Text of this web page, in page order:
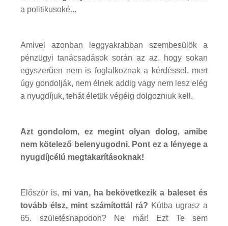
a politikusoké...
Amivel azonban leggyakrabban szembesülök a
pénzügyi tanácsadások során az az, hogy sokan
egyszerűen nem is foglalkoznak a kérdéssel, mert
úgy gondolják, nem élnek addig vagy nem lesz elég
a nyugdíjuk, tehát életük végéig dolgozniuk kell.
Azt gondolom, ez megint olyan dolog, amibe
nem kötelező belenyugodni. Pont ez a lényege a
nyugdíjcélú megtakarításoknak!
Először is, mi van, ha bekövetkezik a baleset és
tovább élsz, mint számítottál rá? Kútba ugrasz a
65. születésnapodon? Ne már! Ezt Te sem